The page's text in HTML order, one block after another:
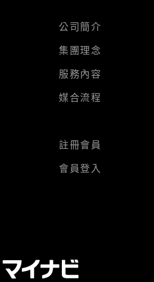
公司簡介
集團理念
服務內容
媒合流程
註冊會員
會員登入